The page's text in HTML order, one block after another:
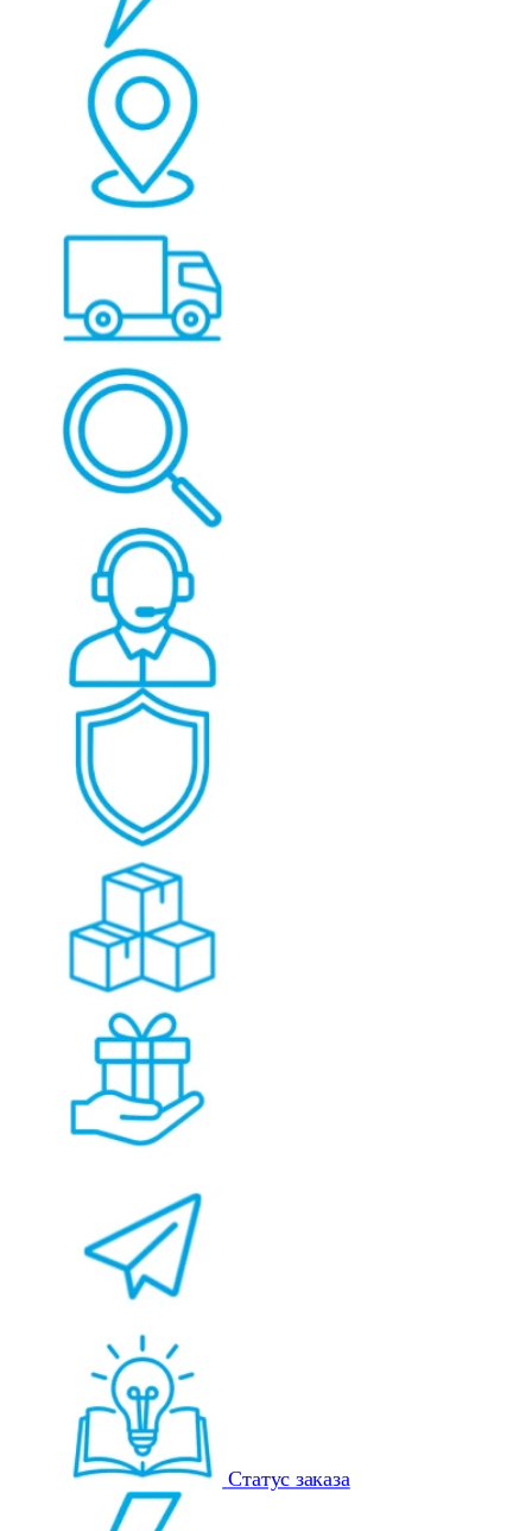
Статус заказа